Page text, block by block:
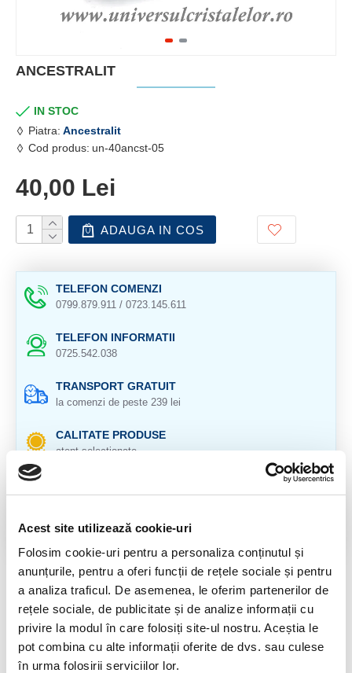
Acest site utilizează cookie-uri
Folosim cookie-uri pentru a personaliza conținutul și
anunțurile, pentru a oferi funcții de rețele sociale și pentru
a analiza traficul. De asemenea, le oferim partenerilor de
rețele sociale, de publicitate și de analize informații cu
privire la modul în care folosiți site-ul nostru. Aceștia le
pot combina cu alte informații oferite de dvs. sau culese
în urma folosirii serviciilor lor.
ANCESTRALIT
IN STOC
Piatra: Ancestralit
Cod produs: un-40ancst-05
40,00 Lei
ADAUGA IN COS
TELEFON COMENZI
0799.879.911 / 0723.145.611
TELEFON INFORMATII
0725.542.038
TRANSPORT GRATUIT
la comenzi de peste 239 lei
CALITATE PRODUSE
atent selectionate
GARANTIE PRODUSE
pentru toate produsele
DESCRIERE PRODUS
Cristal natural 100 %.
Cristal Unicat. Veti primi exact produsul din imagine.